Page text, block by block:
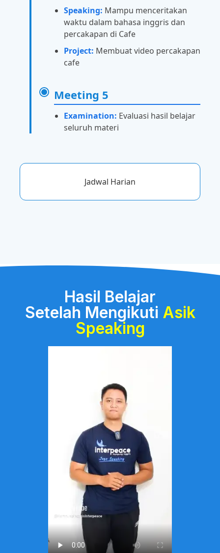
Jadwal Harian
Speaking: Mampu menceritakan
waktu dalam bahasa inggris dan
percakapan di Cafe
Project: Membuat video percakapan
cafe
Meeting 5
Examination: Evaluasi hasil belajar
seluruh materi
Hasil Belajar
Setelah Mengikuti Asik
Speaking